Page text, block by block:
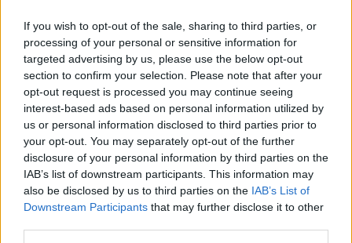
If you wish to opt-out of the sale, sharing to third parties, or
processing of your personal or sensitive information for
targeted advertising by us, please use the below opt-out
section to confirm your selection. Please note that after your
opt-out request is processed you may continue seeing
interest-based ads based on personal information utilized by
us or personal information disclosed to third parties prior to
your opt-out. You may separately opt-out of the further
disclosure of your personal information by third parties on the
IAB’s list of downstream participants. This information may
also be disclosed by us to third parties on the IAB’s List of
Downstream Participants that may further disclose it to other
Zümmögj velünk! – Méhecskés
kreatív ötletek a Nebulo-sarokban
színes_ötletek 2025. május 14.